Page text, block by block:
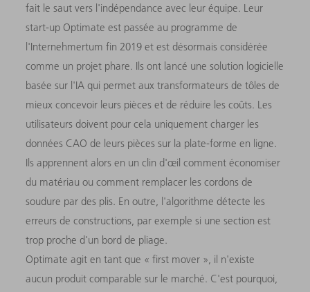
fait le saut vers l'indépendance avec leur équipe. Leur
start-up Optimate est passée au programme de
l'Internehmertum fin 2019 et est désormais considérée
comme un projet phare. Ils ont lancé une solution logicielle
basée sur l'IA qui permet aux transformateurs de tôles de
mieux concevoir leurs pièces et de réduire les coûts. Les
utilisateurs doivent pour cela uniquement charger les
données CAO de leurs pièces sur la plate-forme en ligne.
Ils apprennent alors en un clin d'œil comment économiser
du matériau ou comment remplacer les cordons de
soudure par des plis. En outre, l'algorithme détecte les
erreurs de constructions, par exemple si une section est
trop proche d'un bord de pliage.
Optimate agit en tant que « first mover », il n'existe
aucun produit comparable sur le marché. C'est pourquoi,